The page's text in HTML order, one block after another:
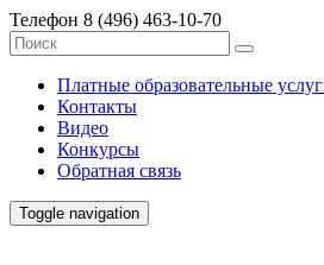
Телефон 8 (496) 463-10-70
Платные образовательные
Контакты
Видео
Конкурсы
Обратная связь
Toggle navigation